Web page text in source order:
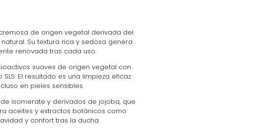
de origen vegetal derivada del
Su textura rica y sedosa genera
renovada tras cada uso.
suaves de origen vegetal con
El resultado es una limpieza eficaz
en pieles sensibles.
isomerate y derivados de jojoba, que
aceites y extractos botánicos como
y confort tras la ducha.